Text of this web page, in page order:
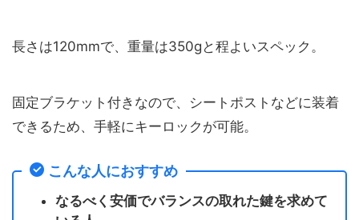
長さは120mmで、重量は350gと程よいスペック。
固定ブラケット付きなので、シートポストなどに装着
できるため、手軽にキーロックが可能。
こんな人におすすめ
なるべく安価でバランスの取れた鍵を求めて